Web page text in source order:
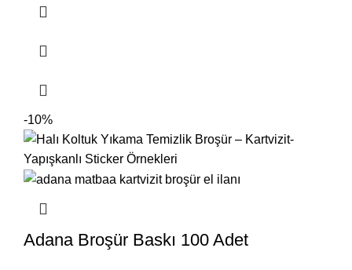
-10%
Adana Broşür Baskı 100 Adet